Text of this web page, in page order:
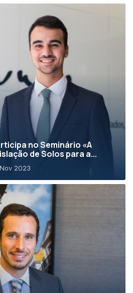
no Seminário «A
de Solos para a...
2023